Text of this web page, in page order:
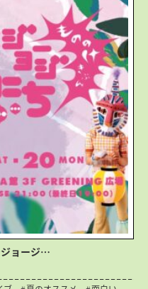
ジョージ…